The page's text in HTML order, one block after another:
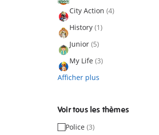
City Action (4)
History (1)
Junior (5)
My Life (3)
Afficher plus
Voir tous les thèmes
Police (3)